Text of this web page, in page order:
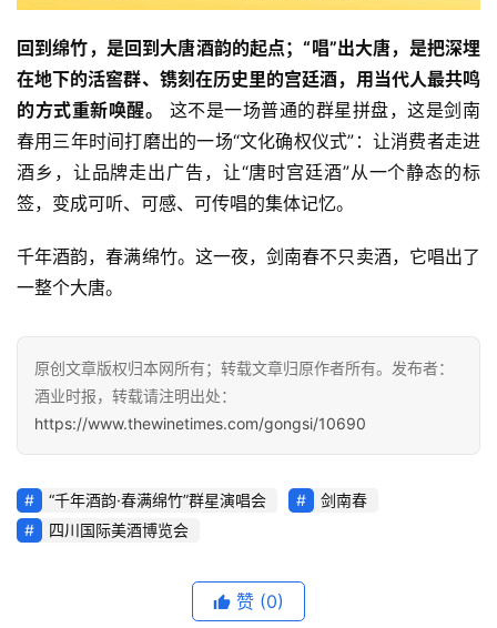
回到绵竹，是回到大唐酒韵的起点；“唱”出大唐，是把深埋
在地下的活窖群、镌刻在历史里的宫廷酒，用当代人最共鸣
的方式重新唤醒。
这不是一场普通的群星拼盘，这是剑南
春用三年时间打磨出的一场“文化确权仪式”：让消费者走进
酒乡，让品牌走出广告，让“唐时宫廷酒”从一个静态的标
签，变成可听、可感、可传唱的集体记忆。
千年酒韵，春满绵竹。这一夜，剑南春不只卖酒，它唱出了
一整个大唐。
原创文章版权归本网所有；转载文章归原作者所有。发布者：
酒业时报，转载请注明出处：
https://www.thewinetimes.com/gongsi/10690
“千年酒韵·春满绵竹”群星演唱会
剑南春
四川国际美酒博览会
赞 (0)